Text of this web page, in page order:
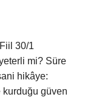
30/1
mi? Süre
hikâye:
kurduğu güven